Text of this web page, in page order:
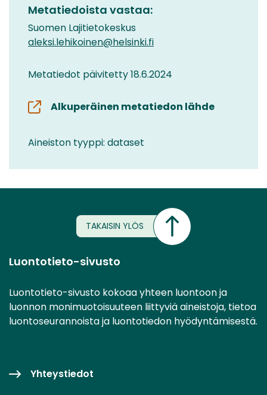
Metatiedoista vastaa:
Suomen Lajitietokeskus
aleksi.lehikoinen@helsinki.fi
Metatiedot päivitetty 18.6.2024
Alkuperäinen metatiedon lähde
Aineiston tyyppi: dataset
TAKAISIN YLÖS
Luontotieto-sivusto
Luontotieto-sivusto kokoaa yhteen luontoon ja
luonnon monimuotoisuuteen liittyviä aineistoja, tietoa
luontoseurannoista ja luontotiedon hyödyntämisestä.
Yhteystiedot